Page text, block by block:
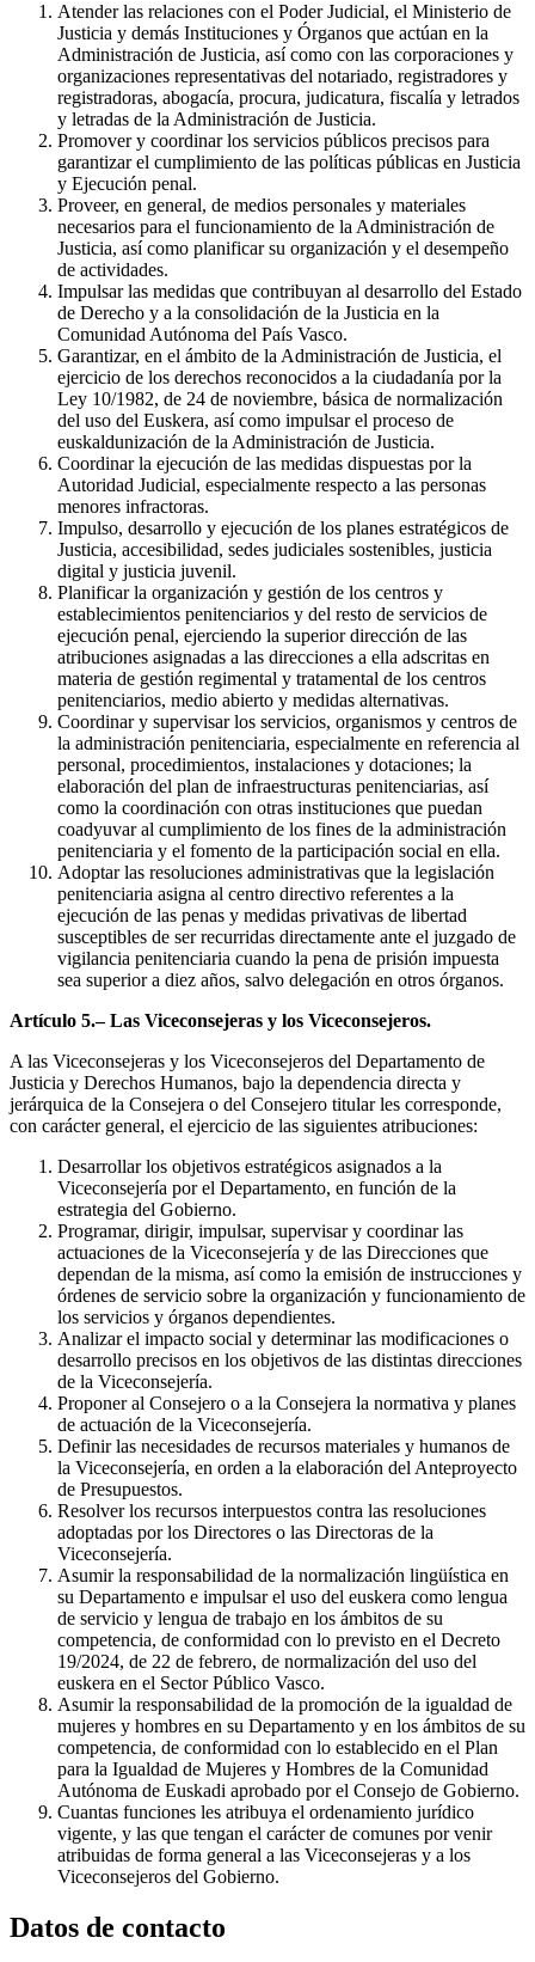
Atender las relaciones con el Poder Judicial, el Ministerio de
Justicia y demás Instituciones y Órganos que actúan en la
Administración de Justicia, así como con las corporaciones y
organizaciones representativas del notariado, registradores y
registradoras, abogacía, procura, judicatura, fiscalía y letrados
y letradas de la Administración de Justicia.
Promover y coordinar los servicios públicos precisos para
garantizar el cumplimiento de las políticas públicas en Justicia
y Ejecución penal.
Proveer, en general, de medios personales y materiales
necesarios para el funcionamiento de la Administración de
Justicia, así como planificar su organización y el desempeño
de actividades.
Impulsar las medidas que contribuyan al desarrollo del Estado
de Derecho y a la consolidación de la Justicia en la
Comunidad Autónoma del País Vasco.
Garantizar, en el ámbito de la Administración de Justicia, el
ejercicio de los derechos reconocidos a la ciudadanía por la
Ley 10/1982, de 24 de noviembre, básica de normalización
del uso del Euskera, así como impulsar el proceso de
euskaldunización de la Administración de Justicia.
Coordinar la ejecución de las medidas dispuestas por la
Autoridad Judicial, especialmente respecto a las personas
menores infractoras.
Impulso, desarrollo y ejecución de los planes estratégicos de
Justicia, accesibilidad, sedes judiciales sostenibles, justicia
digital y justicia juvenil.
Planificar la organización y gestión de los centros y
establecimientos penitenciarios y del resto de servicios de
ejecución penal, ejerciendo la superior dirección de las
atribuciones asignadas a las direcciones a ella adscritas en
materia de gestión regimental y tratamental de los centros
penitenciarios, medio abierto y medidas alternativas.
Coordinar y supervisar los servicios, organismos y centros de
la administración penitenciaria, especialmente en referencia al
personal, procedimientos, instalaciones y dotaciones; la
elaboración del plan de infraestructuras penitenciarias, así
como la coordinación con otras instituciones que puedan
coadyuvar al cumplimiento de los fines de la administración
penitenciaria y el fomento de la participación social en ella.
Adoptar las resoluciones administrativas que la legislación
penitenciaria asigna al centro directivo referentes a la
ejecución de las penas y medidas privativas de libertad
susceptibles de ser recurridas directamente ante el juzgado de
vigilancia penitenciaria cuando la pena de prisión impuesta
sea superior a diez años, salvo delegación en otros órganos.
Artículo 5.– Las Viceconsejeras y los Viceconsejeros.
A las Viceconsejeras y los Viceconsejeros del Departamento de
Justicia y Derechos Humanos, bajo la dependencia directa y
jerárquica de la Consejera o del Consejero titular les corresponde,
con carácter general, el ejercicio de las siguientes atribuciones:
Desarrollar los objetivos estratégicos asignados a la
Viceconsejería por el Departamento, en función de la
estrategia del Gobierno.
Programar, dirigir, impulsar, supervisar y coordinar las
actuaciones de la Viceconsejería y de las Direcciones que
dependan de la misma, así como la emisión de instrucciones y
órdenes de servicio sobre la organización y funcionamiento de
los servicios y órganos dependientes.
Analizar el impacto social y determinar las modificaciones o
desarrollo precisos en los objetivos de las distintas direcciones
de la Viceconsejería.
Proponer al Consejero o a la Consejera la normativa y planes
de actuación de la Viceconsejería.
Definir las necesidades de recursos materiales y humanos de
la Viceconsejería, en orden a la elaboración del Anteproyecto
de Presupuestos.
Resolver los recursos interpuestos contra las resoluciones
adoptadas por los Directores o las Directoras de la
Viceconsejería.
Asumir la responsabilidad de la normalización lingüística en
su Departamento e impulsar el uso del euskera como lengua
de servicio y lengua de trabajo en los ámbitos de su
competencia, de conformidad con lo previsto en el Decreto
19/2024, de 22 de febrero, de normalización del uso del
euskera en el Sector Público Vasco.
Asumir la responsabilidad de la promoción de la igualdad de
mujeres y hombres en su Departamento y en los ámbitos de su
competencia, de conformidad con lo establecido en el Plan
para la Igualdad de Mujeres y Hombres de la Comunidad
Autónoma de Euskadi aprobado por el Consejo de Gobierno.
Cuantas funciones les atribuya el ordenamiento jurídico
vigente, y las que tengan el carácter de comunes por venir
atribuidas de forma general a las Viceconsejeras y a los
Viceconsejeros del Gobierno.
Datos de contacto